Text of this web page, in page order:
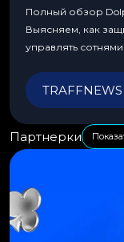
Полный обзор
Выясняем, как
управлять
эффективности.
TRAFFNEWS
Партнерки